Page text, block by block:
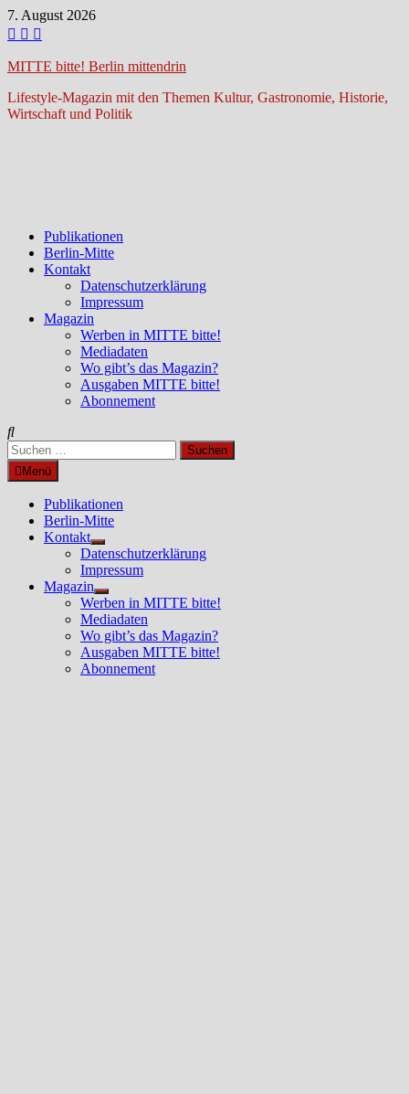
Zum
Inhalt
7. August 2026
MITTE bitte! Berlin mittendrin
Lifestyle-Magazin mit den Themen Kultur, Gastronomie, Historie,
Wirtschaft und Politik
Publikationen
Berlin-Mitte
Kontakt
Datenschutzerklärung
Impressum
Magazin
Werben in MITTE bitte!
Mediadaten
Wo gibt’s das Magazin?
Ausgaben MITTE bitte!
Abonnement
Suchen
nach:Menü
Publikationen
Berlin-Mitte
Kontakt
Untermenü
anzeigen
Datenschutzerklärung
Impressum
Magazin
Untermenü
anzeigen
Werben in MITTE bitte!
Mediadaten
Wo gibt’s das Magazin?
Ausgaben MITTE bitte!
Abonnement